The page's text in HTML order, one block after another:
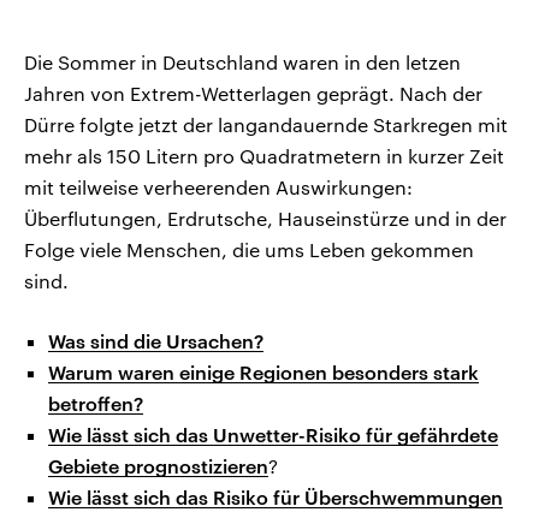
Die Sommer in Deutschland waren in den letzen
Jahren von Extrem-Wetterlagen geprägt. Nach der
Dürre folgte jetzt der langandauernde Starkregen mit
mehr als 150 Litern pro Quadratmetern in kurzer Zeit
mit teilweise verheerenden Auswirkungen:
Überflutungen, Erdrutsche, Hauseinstürze und in der
Folge viele Menschen, die ums Leben gekommen
sind.
Was sind die Ursachen?
Warum waren einige Regionen besonders stark
betroffen?
Wie lässt sich das Unwetter-Risiko für gefährdete
Gebiete prognostizieren?
Wie lässt sich das Risiko für Überschwemmungen